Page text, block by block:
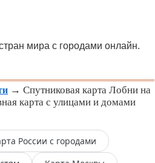
мира с городами онлайн.
→ Спутниковая карта Лобни на
карта с улицами и домами
России с городами